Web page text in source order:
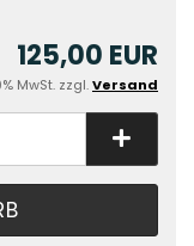
125,00 EUR
MwSt. zzgl.Versand